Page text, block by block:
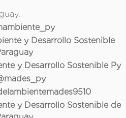
y Desarrollo Sostenible
y Desarrollo Sostenible Py
y Desarrollo Sostenible de